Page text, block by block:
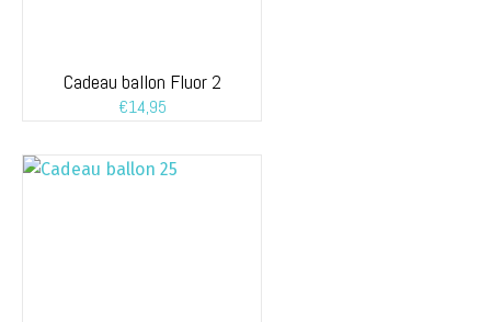
Cadeau ballon Fluor 2
€14,95